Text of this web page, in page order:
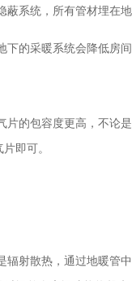
蔽系统，所有管材埋在
下的采暖系统会降低房
片的包容度更高，不论
即可。
辐射散热，通过地暖管